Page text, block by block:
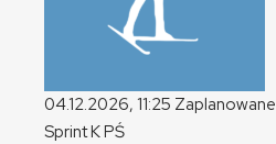
04.12.2026, 11:25 Zaplanowane
SprintKPŚ